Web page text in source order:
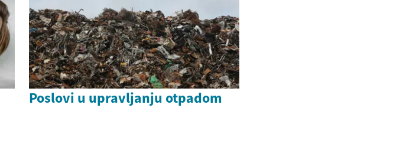
Poslovi u upravljanju otpadom